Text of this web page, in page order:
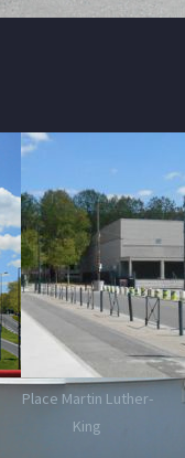
Place Martin Luther-
King